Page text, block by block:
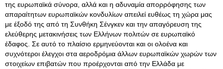
της ευρωπαϊκά σύνορα, αλλά και η αδυναμία απορρόφησης των
απαραίτητων ευρωπαϊκών κονδυλίων απειλεί ευθέως τη χώρα μας
με έξοδό της από τη Συνθήκη Σένγκεν και την απαγόρευση της
ελεύθερης μετακινήσεις των Ελλήνων πολιτών σε ευρωπαϊκό
έδαφος. Σε αυτό το πλαίσιο ερμηνεύονται και οι ολοένα και
συχνότεροι έλεγχοι στα αεροδρόμια άλλων ευρωπαϊκών χωρών των
στοιχείων επιβατών που προέρχονται από την Ελλάδα με